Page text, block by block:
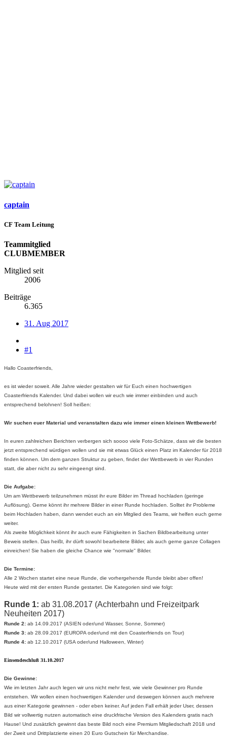
captain
CF Team Leitung
Teammitglied
CLUBMEMBER
Mitglied seit
2006
Beiträge
6.365
31. Aug 2017
#1
Hallo Coasterfriends,
es ist wieder soweit. Alle Jahre wieder gestalten wir für Euch einen hochwertigen
Coasterfriends Kalender. Und dabei wollen wir euch wie immer einbinden und auch
entsprechend belohnen! Soll heißen:
Wir suchen euer Material und veranstalten dazu wie immer einen kleinen Wettbewerb!
In euren zahlreichen Berichten verbergen sich soooo viele Foto-Schätze, dass wir die besten
jetzt entsprechend würdigen wollen und sie mit etwas Glück einen Platz im Kalender für 2018
finden können. Um dem ganzen Struktur zu geben, findet der Wettbewerb in vier Runden
statt, die aber nicht zu sehr eingeengt sind.
Die Aufgabe:
Um am Wettbewerb teilzunehmen müsst ihr eure Bilder im Thread hochladen (geringe
Auflösung). Gerne könnt ihr mehrere Bilder in einer Runde hochladen. Solltet ihr Probleme
beim Hochladen haben, dann wendet euch an ein Mitglied des Teams, wir helfen euch gerne
weiter.
Als zweite Möglichkeit könnt ihr auch eure Fähigkeiten in Sachen Bildbearbeitung unter
Beweis stellen. Das heißt, ihr dürft sowohl bearbeitete Bilder, als auch gerne ganze Collagen
einreichen! Sie haben die gleiche Chance wie "normale" Bilder.
Die Termine:
Alle 2 Wochen startet eine neue Runde, die vorhergehende Runde bleibt aber offen!
Heute wird mit der ersten Runde gestartet. Die Kategorien sind wie folgt:
Runde 1: ab 31.08.2017 (Achterbahn und Freizeitpark
Neuheiten 2017)
Runde 2: ab 14.09.2017 (ASIEN oder/und Wasser, Sonne, Sommer)
Runde 3: ab 28.09.2017 (EUROPA oder/und mit den Coasterfriends on Tour)
Runde 4: ab 12.10.2017 (USA oder/und Halloween, Winter)
Einsendeschluß 31.10.2017
Die Gewinne:
Wie im letzten Jahr auch legen wir uns nicht mehr fest, wie viele Gewinner pro Runde
entstehen. Wir wollen einen hochwertigen Kalender und deswegen können auch mehrere
aus einer Kategorie gewinnen - oder eben keiner. Auf jeden Fall erhält jeder User, dessen
Bild wir vollwertig nutzen automatisch eine druckfrische Version des Kalenders gratis nach
Hause! Und zusätzlich gewinnt das beste Bild noch eine Premium Mitgliedschaft 2018 und
der Zweit und Drittplatzierte einen 20 Euro Gutschein für Merchandise.